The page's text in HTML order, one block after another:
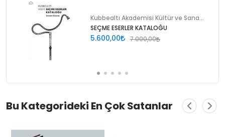
SEÇME ESERLER KATALOĞU
5.600,00 7.000,00
Bu Kategorideki En Çok Satanlar